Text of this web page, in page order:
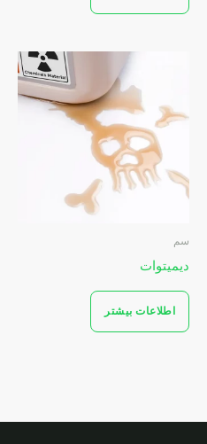
سم
دیمیتوات
اطلاعات بیشتر